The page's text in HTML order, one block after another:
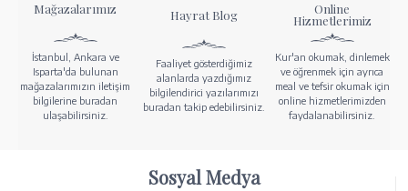
Mağazalarımız
İstanbul, Ankara ve
Isparta'da bulunan
mağazalarımızın iletişim
bilgilerine buradan
ulaşabilirsiniz.
Hayrat Blog
Faaliyet gösterdiğimiz
alanlarda yazdığımız
bilgilendirici yazılarımızı
buradan takip edebilirsiniz.
Online
Hizmetlerimiz
Kur'an okumak, dinlemek
ve öğrenmek için ayrıca
meal ve tefsir okumak için
online hizmetlerimizden
faydalanabilirsiniz.
Sosyal Medya